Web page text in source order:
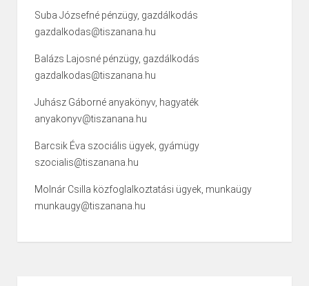
Suba Józsefné pénzügy, gazdálkodás
gazdalkodas@tiszanana.hu
Balázs Lajosné pénzügy, gazdálkodás
gazdalkodas@tiszanana.hu
Juhász Gáborné anyakönyv, hagyaték
anyakonyv@tiszanana.hu
Barcsik Éva szociális ügyek, gyámügy
szocialis@tiszanana.hu
Molnár Csilla közfoglalkoztatási ügyek, munkaügy
munkaugy@tiszanana.hu